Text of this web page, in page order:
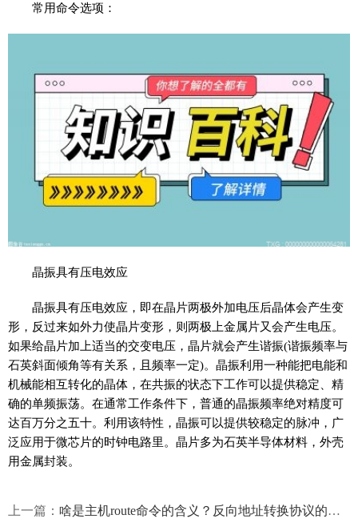
常用命令选项：
晶振具有压电效应
晶振具有压电效应，即在晶片两极外加电压后晶体会产生变
形，反过来如外力使晶片变形，则两极上金属片又会产生电压。
如果给晶片加上适当的交变电压，晶片就会产生谐振(谐振频率与
石英斜面倾角等有关系，且频率一定)。晶振利用一种能把电能和
机械能相互转化的晶体，在共振的状态下工作可以提供稳定、精
确的单频振荡。在通常工作条件下，普通的晶振频率绝对精度可
达百万分之五十。利用该特性，晶振可以提供较稳定的脉冲，广
泛应用于微芯片的时钟电路里。晶片多为石英半导体材料，外壳
用金属封装。
上一篇： 啥是主机route命令的含义？反向地址转换协议的概念是什么？